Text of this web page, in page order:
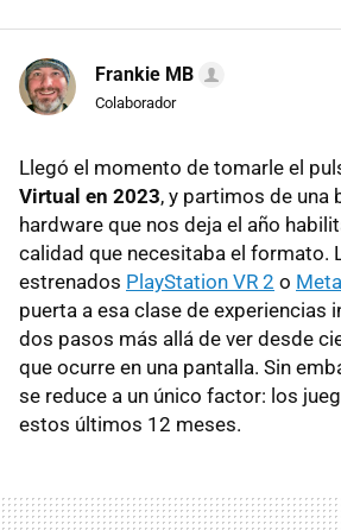
Frankie MB
Colaborador
Llegó el momento de tomarle el
Virtual en 2023, y partimos de una
hardware que nos deja el año
calidad que necesitaba el formato.
estrenados PlayStation VR 2 o
puerta a esa clase de experiencias
dos pasos más allá de ver desde
que ocurre en una pantalla. Sin
se reduce a un único factor: los
estos últimos 12 meses.